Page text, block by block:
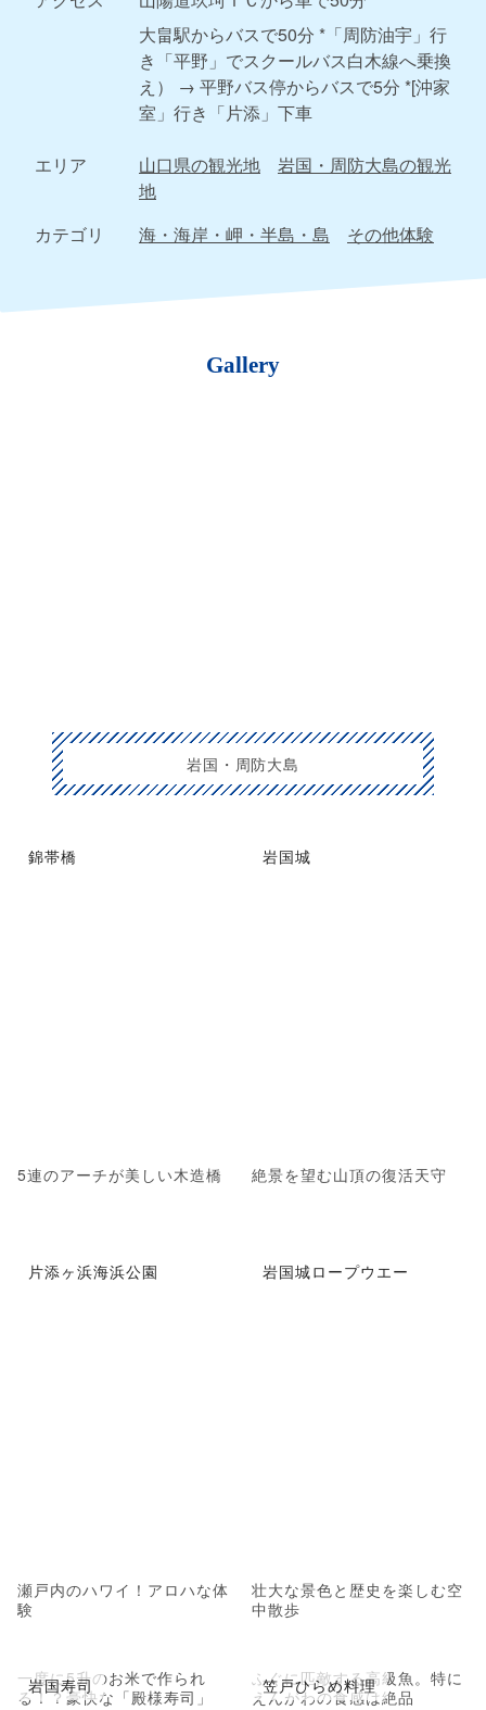
大畠駅からバスで50分 *「周防油宇」行
き「平野」でスクールバス白木線へ乗換
え） → 平野バス停からバスで5分 *[沖家
室」行き「片添」下車
エリア 山口県の観光地
岩国・周防大島の観光
地
カテゴリ
海・海岸・岬・半島・島 その他体験
Gallery
岩国・周防大島
錦帯橋
5連のアーチが美しい木造橋
岩国城
絶景を望む山頂の復活天守
片添ヶ浜海浜公園
瀬戸内のハワイ！アロハな体
験
岩国城ロープウエー
壮大な景色と歴史を楽しむ空
中散歩
岩国寿司
一度に5升のお米で作られ
る！？豪快な「殿様寿司」
笠戸ひらめ料理
ふぐに匹敵する高級魚。特に
えんがわの食感は絶品